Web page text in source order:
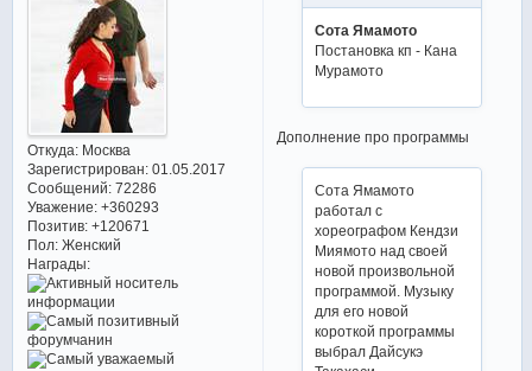
Откуда:Москва
Зарегистрирован: 01.05.2017
Сообщений:72286
Уважение: +360293
Позитив: +120671
Пол:Женский
Награды:
Сота Ямамото
Постановка кп - Кана
Мурамото
Дополнение про программы
Сота Ямамото
работал с
хореографом Кендзи
Миямото над своей
новой произвольной
программой. Музыку
для его новой
короткой программы
выбрал Дайсукэ